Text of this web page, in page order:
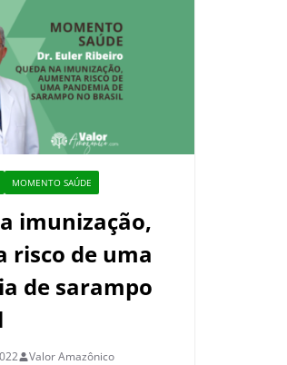
MOMENTO SAÚDE
imunização,
risco de uma
de sarampo
Valor Amazônico